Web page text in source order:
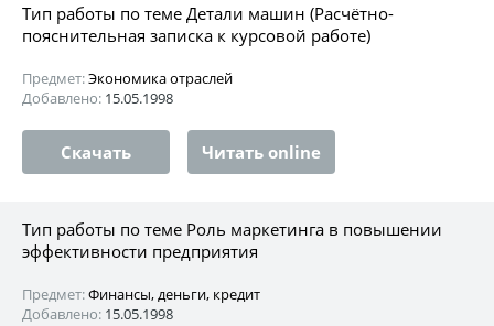
Тип работы по теме Детали машин (Расчётно-
пояснительная записка к курсовой работе)
Предмет:Экономика отраслей
Добавлено: 15.05.1998
Скачать Читать online
Тип работы по теме Роль маркетинга в повышении
эффективности предприятия
Предмет:Финансы, деньги, кредит
Добавлено: 15.05.1998